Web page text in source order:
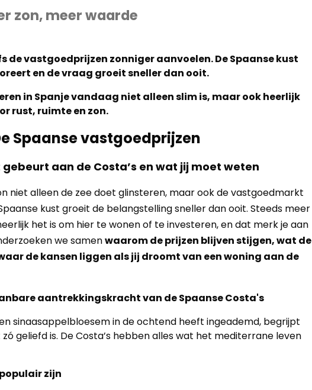
zon, meer waarde
de vastgoedprijzen zonniger aanvoelen. De Spaanse kust
en de vraag groeit sneller dan ooit.
in Spanje vandaag niet alleen slim is, maar ook heerlijk
rust, ruimte en zon.
Spaanse vastgoedprijzen
aan de Costa’s en wat jij moet weten
niet alleen de zee doet glinsteren, maar ook de vastgoedmarkt
kust groeit de belangstelling sneller dan ooit. Steeds meer
het is om hier te wonen of te investeren, en dat merk je aan
we samenwaarom de prijzen blijven stijgen, wat de
de kansen liggen als jij droomt van een woning aan de
aantrekkingskracht van de Spaanse Costa's
sinaasappelbloesem in de ochtend heeft ingeademd, begrijpt
geliefd is. De Costa’s hebben alles wat het mediterrane leven
zijn